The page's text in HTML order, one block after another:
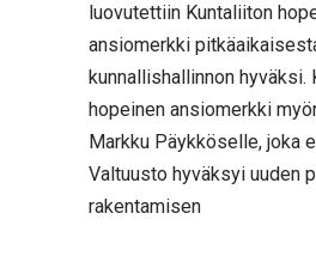
luovutettiin Kuntaliiton
ansiomerkki
kunnallishallinnon hyväksi.
hopeinen ansiomerkki
Markku Päykköselle, joka
Valtuusto hyväksyi uuden
rakentamisen